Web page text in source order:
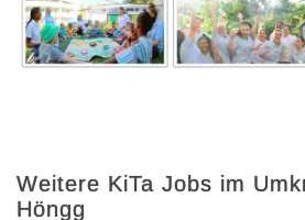
Weitere KiTa Jobs im
Höngg